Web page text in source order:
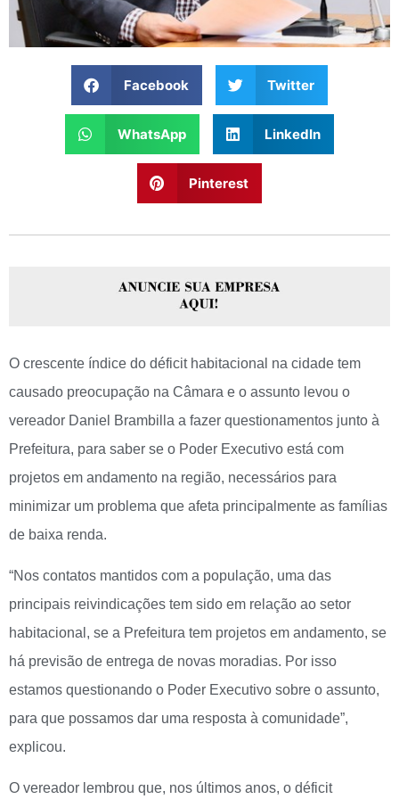
Facebook Twitter
WhatsApp LinkedIn
Pinterest
O crescente índice do déficit habitacional na cidade tem
causado preocupação na Câmara e o assunto levou o
vereador Daniel Brambilla a fazer questionamentos junto à
Prefeitura, para saber se o Poder Executivo está com
projetos em andamento na região, necessários para
minimizar um problema que afeta principalmente as famílias
de baixa renda.
“Nos contatos mantidos com a população, uma das
principais reivindicações tem sido em relação ao setor
habitacional, se a Prefeitura tem projetos em andamento, se
há previsão de entrega de novas moradias. Por isso
estamos questionando o Poder Executivo sobre o assunto,
para que possamos dar uma resposta à comunidade”,
explicou.
O vereador lembrou que, nos últimos anos, o déficit